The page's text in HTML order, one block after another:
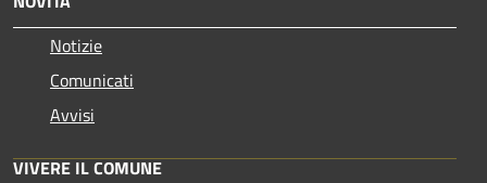
Notizie
Comunicati
Avvisi
VIVERE IL COMUNE